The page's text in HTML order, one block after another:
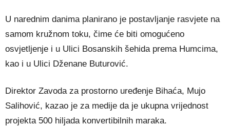
U narednim danima planirano je postavljanje rasvjete na
samom kružnom toku, čime će biti omogućeno
osvjetljenje i u Ulici Bosanskih šehida prema Humcima,
kao i u Ulici Dženane Buturović.
Direktor Zavoda za prostorno uređenje Bihaća, Mujo
Salihović, kazao je za medije da je ukupna vrijednost
projekta 500 hiljada konvertibilnih maraka.